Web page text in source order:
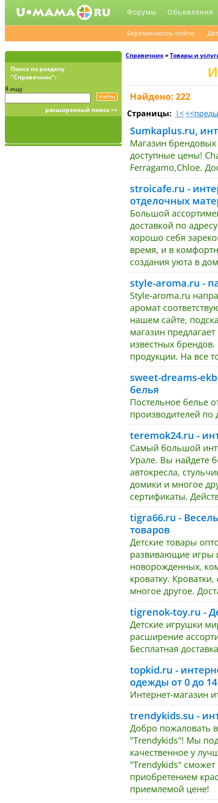
Форумы Объявления
Беременность online
Поиск по разделу
"Справочник":
Я ищу
расширенный поиск >>
Справочник»Товары и
Найдено: 222
Страницы: |<
Sumkaplus.ru,
Магазин брендовых
доступные цены!
Ferragamo,Chloe.
stroicafe.ru -
отделочных
Большой
доставкой по
хорошо себя
время, и в
создания уюта в
style-aroma.ru -
Stylе-aroma.ru
аромат
нашем сайте,
магазин
известных
продукции. На все
sweet-dreams-
белья
Постельное белье
производителей
teremok24.ru -
Самый большой
Урале. Вы найдете
автокресла,
домики и многое
сертификаты.
tigra66.ru -
товаров
Детские товары
развивающие игры
новорожденных,
кроватку.
многое другое.
tigrenok-toy.ru -
Детские игрушки
расширение
Бесплатная
topkid.ru -
одежды от 0 до 14
Интернет-магазин
trendykids.su -
Добро пожаловать
"Trendykids"! Мы
качественное у
"Trendykids" сможет
приобретением
приемлемой цене!